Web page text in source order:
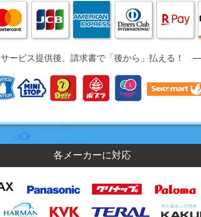
サービス提供後、請求書で「後から」払える！
各メーカーに対応